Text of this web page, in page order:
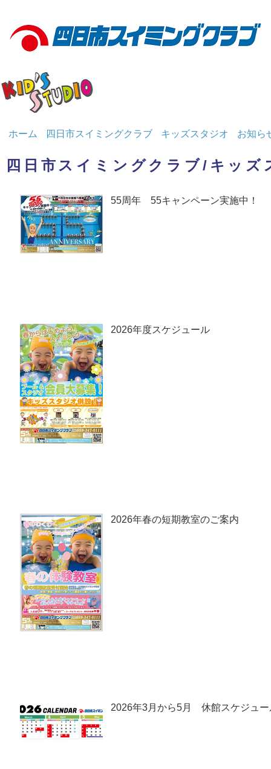
ホーム 四日市スイミングクラブ キッズスタジオ お知ら
四日市スイミングクラブ/キッズ
55周年 55キャンペーン実施中！
2026年度スケジュール
2026年春の短期教室のご案内
2026年3月から5月 休館スケジュー